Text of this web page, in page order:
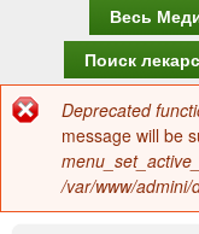
а
в
о
Весь
Поиск
об
ошибке
Deprecated
message will be
/var/www/admini/